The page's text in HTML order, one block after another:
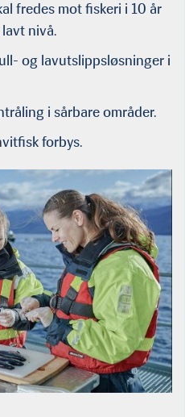
fredes mot fiskeri i 10 år
nivå.
og lavutslippsløsninger i
i sårbare områder.
forbys.